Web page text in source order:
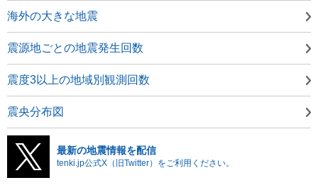
海外の大きな地震
震源地ごとの地震発生回数
震度3以上の地域別観測回数
震央分布図
最新の地震情報を配信
tenki.jp公式X（旧Twitter）をご利用ください。